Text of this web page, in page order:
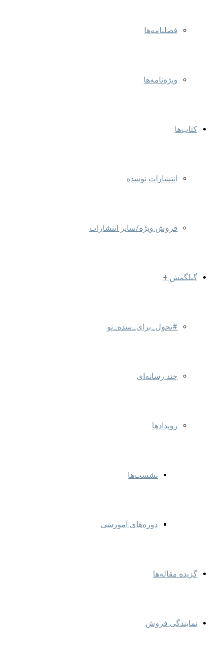
فصلنامه‌ها
ویژه‌نامه‌ها
کتاب‌ها
انتشارات نوسده
فروش ویژه/سایر انتشارات
گیلگمش +
#تحول_برای_سده_نو
چند رسانه‌ای
رویدادها
نشست‌ها
دوره‌های آموزشی
گزیده مقاله‌ها
نمایندگی‌ فروش